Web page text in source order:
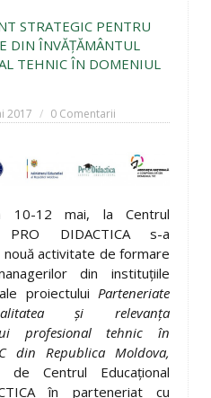
STRATEGIC PENTRU
DIN ÎNVĂŢĂMÂNTUL
TEHNIC ÎN DOMENIUL
2017 0 Comentarii
10-12 mai, la Centrul
PRO DIDACTICA s-a
activitate de formare
din instituţiile
proiectului Parteneriate
şi relevanţa
profesional tehnic în
din Republica Moldova,
de Centrul Educaţional
în parteneriat cu